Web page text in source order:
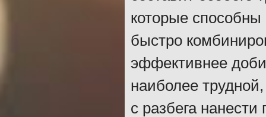
которые
быстро
эффективнее
наиболее
с разбега